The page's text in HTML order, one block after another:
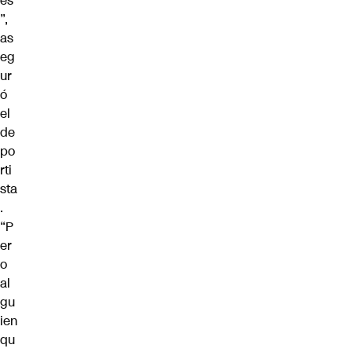
”,
as
eg
ur
ó
el
de
po
rti
sta
.
“P
er
o
al
gu
ien
qu